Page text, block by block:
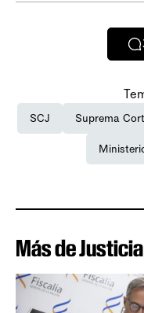
SCJ Suprema
Más de Justicia